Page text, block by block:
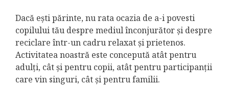
Dacă ești părinte, nu rata ocazia de a-i povesti
copilului tău despre mediul înconjurător și despre
reciclare într-un cadru relaxat și prietenos.
Activitatea noastră este concepută atât pentru
adulți, cât și pentru copii, atât pentru participanții
care vin singuri, cât și pentru familii.